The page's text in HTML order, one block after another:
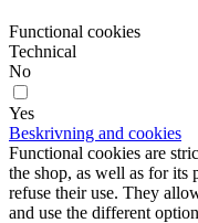
Functional cookies
Technical
No
Yes
Beskrivning and cookies
Functional cookies are
the shop, as well as for its
refuse their use. They
and use the different